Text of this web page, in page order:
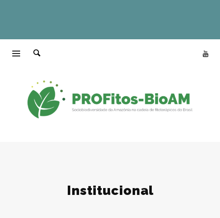
Institucional